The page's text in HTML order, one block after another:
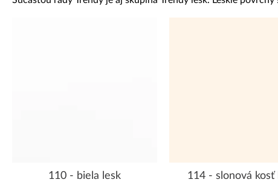
110 - biela lesk 114 - slonová kosť